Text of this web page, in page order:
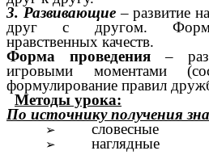
3. Развивающие– развитие
друг с другом.
нравственных качеств.
Форма проведения –
игровыми моментами
формулирование правил
Методы урока:
По источнику получения
словесные
наглядные